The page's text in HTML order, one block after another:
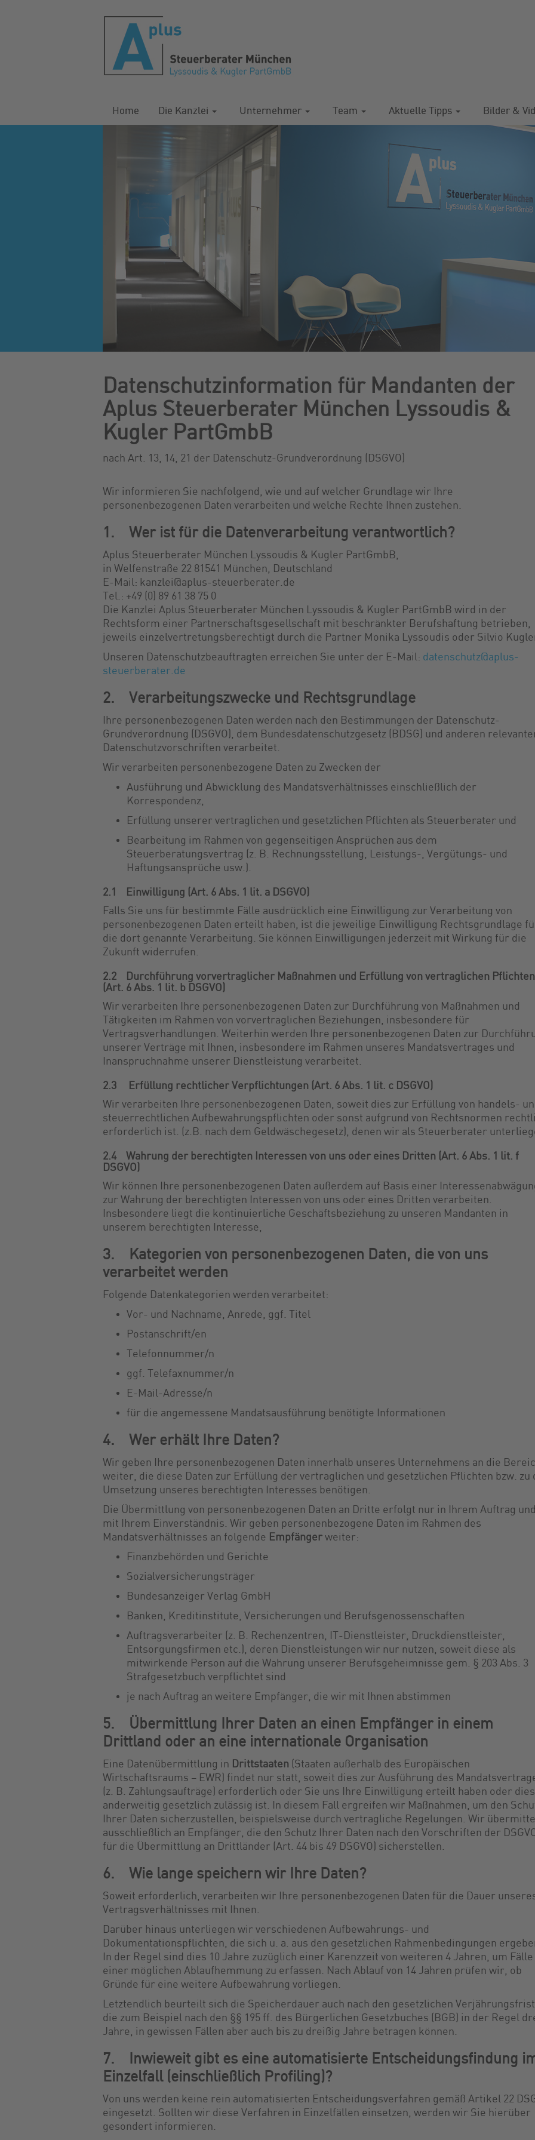
Home Die Kanzlei Unternehmer Team Aktuelle Tipps Bilder &
Datenschutzinformation für Mandanten der
Aplus Steuerberater München Lyssoudis &
Kugler PartGmbB
nach Art. 13, 14, 21 der Datenschutz-Grundverordnung (DSGVO)
Wir informieren Sie nachfolgend, wie und auf welcher Grundlage wir Ihre
personenbezogenen Daten verarbeiten und welche Rechte Ihnen zustehen.
1. Wer ist für die Datenverarbeitung verantwortlich?
Aplus Steuerberater München Lyssoudis & Kugler PartGmbB,
in Welfenstraße 22 81541 München, Deutschland
E-Mail: kanzlei@aplus-steuerberater.de
Tel.: +49 (0) 89 61 38 75 0
Die Kanzlei Aplus Steuerberater München Lyssoudis & Kugler PartGmbB wird in der
Rechtsform einer Partnerschaftsgesellschaft mit beschränkter Berufshaftung betrieben,
jeweils einzelvertretungsberechtigt durch die Partner Monika Lyssoudis oder Silvio
Unseren Datenschutzbeauftragten erreichen Sie unter der E-Mail: datenschutz@aplus-
steuerberater.de
2. Verarbeitungszwecke und Rechtsgrundlage
Ihre personenbezogenen Daten werden nach den Bestimmungen der Datenschutz-
Grundverordnung (DSGVO), dem Bundesdatenschutzgesetz (BDSG) und anderen
Datenschutzvorschriften verarbeitet.
Wir verarbeiten personenbezogene Daten zu Zwecken der
Ausführung und Abwicklung des Mandatsverhältnisses einschließlich der
Korrespondenz,
Erfüllung unserer vertraglichen und gesetzlichen Pflichten als Steuerberater und
Bearbeitung im Rahmen von gegenseitigen Ansprüchen aus dem
Steuerberatungsvertrag (z. B. Rechnungsstellung, Leistungs-, Vergütungs- und
Haftungsansprüche usw.).
2.1 Einwilligung (Art. 6 Abs. 1 lit. a DSGVO)
Falls Sie uns für bestimmte Fälle ausdrücklich eine Einwilligung zur Verarbeitung von
personenbezogenen Daten erteilt haben, ist die jeweilige Einwilligung Rechtsgrundlage
die dort genannte Verarbeitung. Sie können Einwilligungen jederzeit mit Wirkung für die
Zukunft widerrufen.
2.2 Durchführung vorvertraglicher Maßnahmen und Erfüllung von vertraglichen Pflichten
(Art. 6 Abs. 1 lit. b DSGVO)
Wir verarbeiten Ihre personenbezogenen Daten zur Durchführung von Maßnahmen und
Tätigkeiten im Rahmen von vorvertraglichen Beziehungen, insbesondere für
Vertragsverhandlungen. Weiterhin werden Ihre personenbezogenen Daten zur
unserer Verträge mit Ihnen, insbesondere im Rahmen unseres Mandatsvertrages und
Inanspruchnahme unserer Dienstleistung verarbeitet.
2.3 Erfüllung rechtlicher Verpflichtungen (Art. 6 Abs. 1 lit. c DSGVO)
Wir verarbeiten Ihre personenbezogenen Daten, soweit dies zur Erfüllung von handels-
steuerrechtlichen Aufbewahrungspflichten oder sonst aufgrund von Rechtsnormen
erforderlich ist. (z.B. nach dem Geldwäschegesetz), denen wir als Steuerberater
2.4 Wahrung der berechtigten Interessen von uns oder eines Dritten (Art. 6 Abs. 1 lit. f
DSGVO)
Wir können Ihre personenbezogenen Daten außerdem auf Basis einer
zur Wahrung der berechtigten Interessen von uns oder eines Dritten verarbeiten.
Insbesondere liegt die kontinuierliche Geschäftsbeziehung zu unseren Mandanten in
unserem berechtigten Interesse,
3. Kategorien von personenbezogenen Daten, die von uns
verarbeitet werden
Folgende Datenkategorien werden verarbeitet:
Vor- und Nachname, Anrede, ggf. Titel
Postanschrift/en
Telefonnummer/n
ggf. Telefaxnummer/n
E-Mail-Adresse/n
für die angemessene Mandatsausführung benötigte Informationen
4. Wer erhält Ihre Daten?
Wir geben Ihre personenbezogenen Daten innerhalb unseres Unternehmens an die
weiter, die diese Daten zur Erfüllung der vertraglichen und gesetzlichen Pflichten bzw. zu
Umsetzung unseres berechtigten Interesses benötigen.
Die Übermittlung von personenbezogenen Daten an Dritte erfolgt nur in Ihrem Auftrag und
mit Ihrem Einverständnis. Wir geben personenbezogene Daten im Rahmen des
Mandatsverhältnisses an folgende Empfänger weiter:
Finanzbehörden und Gerichte
Sozialversicherungsträger
Bundesanzeiger Verlag GmbH
Banken, Kreditinstitute, Versicherungen und Berufsgenossenschaften
Auftragsverarbeiter (z. B. Rechenzentren, IT-Dienstleister, Druckdienstleister,
Entsorgungsfirmen etc.), deren Dienstleistungen wir nur nutzen, soweit diese als
mitwirkende Person auf die Wahrung unserer Berufsgeheimnisse gem. § 203 Abs. 3
Strafgesetzbuch verpflichtet sind
je nach Auftrag an weitere Empfänger, die wir mit Ihnen abstimmen
5. Übermittlung Ihrer Daten an einen Empfänger in einem
Drittland oder an eine internationale Organisation
Eine Datenübermittlung in Drittstaaten (Staaten außerhalb des Europäischen
Wirtschaftsraums – EWR) findet nur statt, soweit dies zur Ausführung des
(z. B. Zahlungsaufträge) erforderlich oder Sie uns Ihre Einwilligung erteilt haben oder dies
anderweitig gesetzlich zulässig ist. In diesem Fall ergreifen wir Maßnahmen, um den
Ihrer Daten sicherzustellen, beispielsweise durch vertragliche Regelungen. Wir
ausschließlich an Empfänger, die den Schutz Ihrer Daten nach den Vorschriften der
für die Übermittlung an Drittländer (Art. 44 bis 49 DSGVO) sicherstellen.
6. Wie lange speichern wir Ihre Daten?
Soweit erforderlich, verarbeiten wir Ihre personenbezogenen Daten für die Dauer
Vertragsverhältnisses mit Ihnen.
Darüber hinaus unterliegen wir verschiedenen Aufbewahrungs- und
Dokumentationspflichten, die sich u. a. aus den gesetzlichen Rahmenbedingungen
In der Regel sind dies 10 Jahre zuzüglich einer Karenzzeit von weiteren 4 Jahren, um Fälle
einer möglichen Ablaufhemmung zu erfassen. Nach Ablauf von 14 Jahren prüfen wir, ob
Gründe für eine weitere Aufbewahrung vorliegen.
Letztendlich beurteilt sich die Speicherdauer auch nach den gesetzlichen
die zum Beispiel nach den §§ 195 ff. des Bürgerlichen Gesetzbuches (BGB) in der Regel
Jahre, in gewissen Fällen aber auch bis zu dreißig Jahre betragen können.
7. Inwieweit gibt es eine automatisierte Entscheidungsfindung
Einzelfall (einschließlich Profiling)?
Von uns werden keine rein automatisierten Entscheidungsverfahren gemäß Artikel 22
eingesetzt. Sollten wir diese Verfahren in Einzelfällen einsetzen, werden wir Sie hierüber
gesondert informieren.